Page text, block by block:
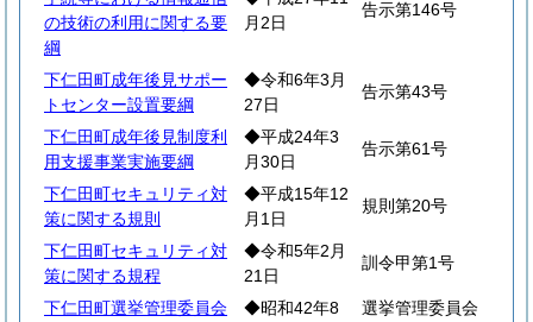
の技術の利用に関する要
綱
月2日
告示第146号
下仁田町成年後見サポー
トセンター設置要綱
◆令和6年3月
27日
告示第43号
下仁田町成年後見制度利
用支援事業実施要綱
◆平成24年3
月30日
告示第61号
下仁田町セキュリティ対
策に関する規則
◆平成15年12
月1日
規則第20号
下仁田町セキュリティ対
策に関する規程
◆令和5年2月
21日
訓令甲第1号
下仁田町選挙管理委員会 ◆昭和42年8 選挙管理委員会